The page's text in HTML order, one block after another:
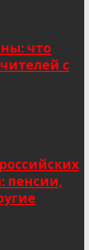
что
с
пенсии,